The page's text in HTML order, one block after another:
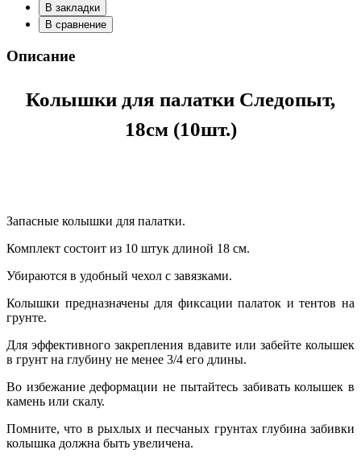
В закладки
В сравнение
Описание
Колышки для палатки Следопыт,
18см (10шт.)
Запасные колышки для палатки.
Комплект состоит из 10 штук длиной 18 см.
Убираются в удобный чехол с завязками.
Колышки предназначены для фиксации палаток и тентов на
грунте.
Для эффективного закрепления вдавите или забейте колышек
в грунт на глубину не менее 3/4 его длины.
Во избежание деформации не пытайтесь забивать колышек в
камень или скалу.
Помните, что в рыхлых и песчаных грунтах глубина забивки
колышка должна быть увеличена.